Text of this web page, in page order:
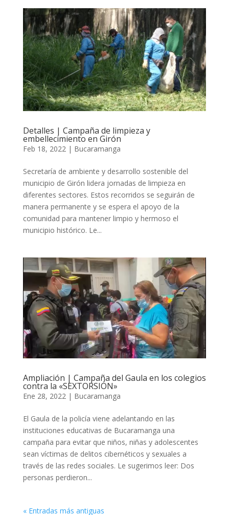
Detalles | Campaña de limpieza y
embellecimiento en Girón
Feb 18, 2022| Bucaramanga
Secretaría de ambiente y desarrollo sostenible del
municipio de Girón lidera jornadas de limpieza en
diferentes sectores. Estos recorridos se seguirán de
manera permanente y se espera el apoyo de la
comunidad para mantener limpio y hermoso el
municipio histórico. Le...
Ampliación | Campaña del Gaula en los colegios
contra la «SEXTORSIÓN»
Ene 28, 2022| Bucaramanga
El Gaula de la policía viene adelantando en las
instituciones educativas de Bucaramanga una
campaña para evitar que niños, niñas y adolescentes
sean víctimas de delitos cibernéticos y sexuales a
través de las redes sociales. Le sugerimos leer: Dos
personas perdieron...
« Entradas más antiguas